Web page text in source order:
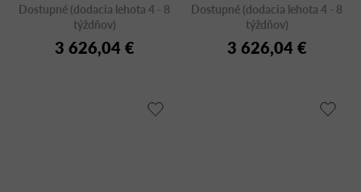
Dostupné (dodacia lehota 4 - 8
týždňov)
3 626,04 €
Dostupné (dodacia lehota 4 - 8
týždňov)
3 626,04 €